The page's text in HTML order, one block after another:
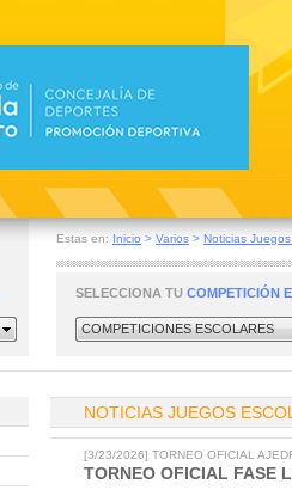
Estas en: Inicio > Varios > Noticias
SELECCIONA TU COMPETICIÓN
COMPETICIONES ESCOLARES
NOTICIAS JUEGOS
[3/23/2026] TORNEO OFICIAL
TORNEO OFICIAL FASE